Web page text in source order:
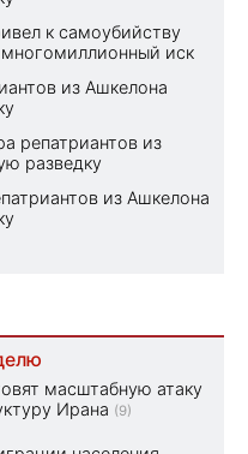
к самоубийству
иск
из Ашкелона
репатриантов из
разведку
из Ашкелона
масштабную атаку
Ирана (9)